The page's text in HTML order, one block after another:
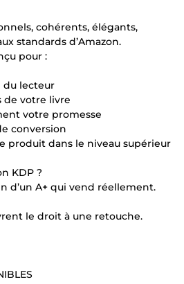
cohérents, élégants,
standards d’Amazon.
pour :
du lecteur
de votre livre
votre promesse
conversion
produit dans le niveau supérieur
KDP ?
d’un A+ qui vend réellement.
le droit à une retouche.